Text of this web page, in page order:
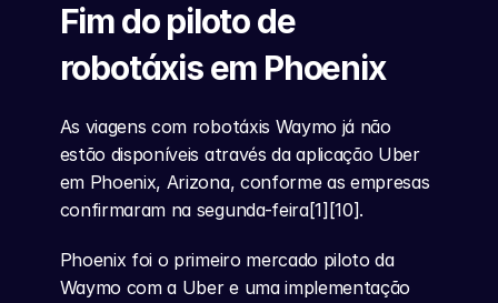
Fim do piloto de
robotáxis em Phoenix
As viagens com robotáxis Waymo já não
estão disponíveis através da aplicação Uber
em Phoenix, Arizona, conforme as empresas
confirmaram na segunda-feira[1][10].
Phoenix foi o primeiro mercado piloto da
Waymo com a Uber e uma implementação